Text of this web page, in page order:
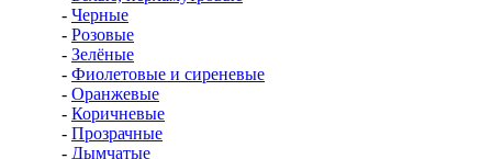
- Черные
- Розовые
- Зелёные
- Фиолетовые и сиреневые
- Оранжевые
- Коричневые
- Прозрачные
- Дымчатые